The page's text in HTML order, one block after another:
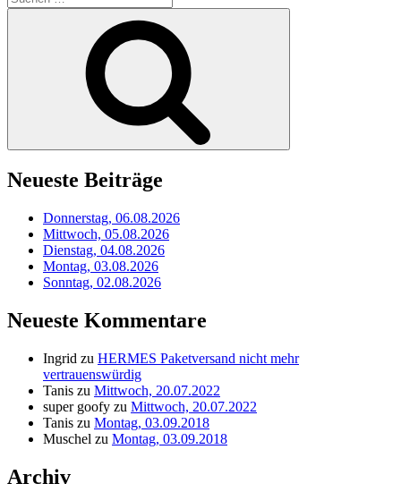
nach:
Neueste Beiträge
Donnerstag, 06.08.2026
Mittwoch, 05.08.2026
Dienstag, 04.08.2026
Montag, 03.08.2026
Sonntag, 02.08.2026
Neueste Kommentare
Ingrid zu HERMES Paketversand nicht mehr
vertrauenswürdig
Tanis zu Mittwoch, 20.07.2022
super goofy zu Mittwoch, 20.07.2022
Tanis zu Montag, 03.09.2018
Muschel zu Montag, 03.09.2018
Archiv